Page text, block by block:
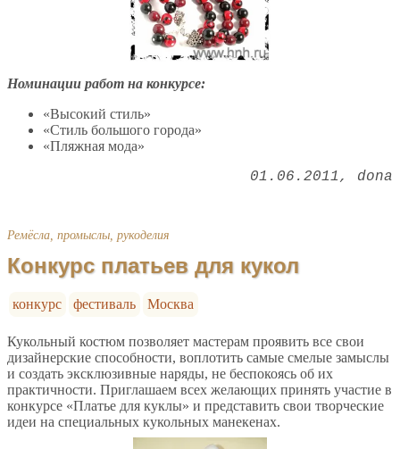
Номинации работ на конкурсе:
«Высокий стиль»
«Стиль большого города»
«Пляжная мода»
01.06.2011 dona
Ремёсла, промыслы, рукоделия
Конкурс платьев для кукол
конкурс фестиваль Москва
Кукольный костюм позволяет мастерам проявить все свои
дизайнерские способности, воплотить самые смелые замыслы
и создать эксклюзивные наряды, не беспокоясь об их
практичности. Приглашаем всех желающих принять участие в
конкурсе «Платье для куклы» и представить свои творческие
идеи на специальных кукольных манекенах.